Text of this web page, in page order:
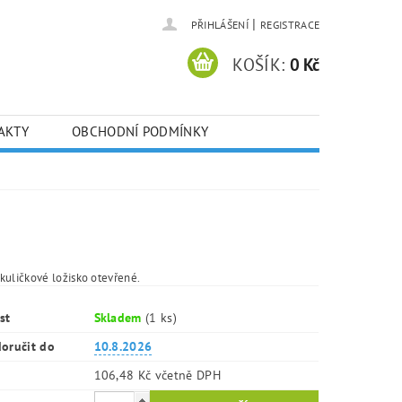
PŘIHLÁŠENÍ | REGISTRACE
KOŠÍK: 0 Kč
OBCHODNÍ PODMÍNKY
ložisko otevřené.
Skladem(1 ks)
do
10.8.2026
106,48 Kč včetně DPH